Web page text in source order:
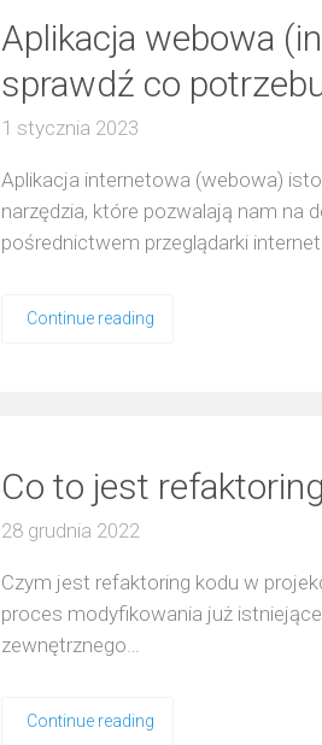
Aplikacja webowa
sprawdź co
1 stycznia 2023
Aplikacja internetowa (webowa)
narzędzia, które pozwalają nam na
pośrednictwem przeglądarki
Continue reading
Co to jest
28 grudnia 2022
Czym jest refaktoring kodu w
proces modyfikowania już
zewnętrznego…
Continue reading